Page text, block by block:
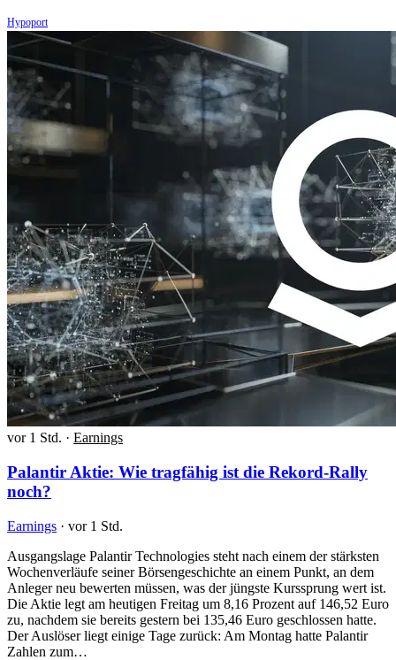
Hypoport
vor 1 Std. · Earnings
Palantir Aktie: Wie tragfähig ist die Rekord-Rally
noch?
Earnings · vor 1 Std.
Ausgangslage Palantir Technologies steht nach einem der stärksten
Wochenverläufe seiner Börsengeschichte an einem Punkt, an dem
Anleger neu bewerten müssen, was der jüngste Kurssprung wert ist.
Die Aktie legt am heutigen Freitag um 8,16 Prozent auf 146,52 Euro
zu, nachdem sie bereits gestern bei 135,46 Euro geschlossen hatte.
Der Auslöser liegt einige Tage zurück: Am Montag hatte Palantir
Zahlen zum…